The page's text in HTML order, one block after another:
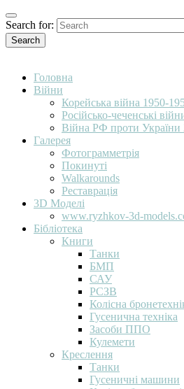
Search for:
Search
Головна
Війни
Корейська війна 1950-
Російсько-чеченські
Війна РФ проти України
Галерея
Фотограмметрія
Покинуті
Walkarounds
Реставрація
3D Моделі
www.ryzhkov-3d-
Бібліотека
Книги
Танки
БМП
САУ
РСЗВ
Колісна
Гусенична техніка
Засоби ППО
Кулемети
Креслення
Танки
Гусеничні машини